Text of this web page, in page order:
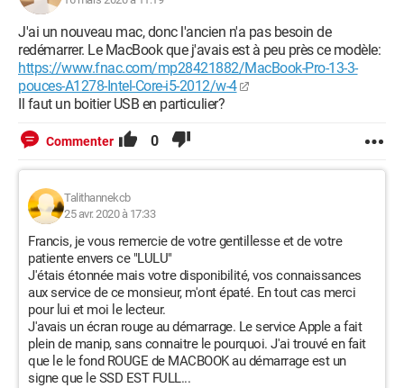
J'ai un nouveau mac, donc l'ancien n'a pas besoin de
redémarrer. Le MacBook que j'avais est à peu près ce modèle:
https://www.fnac.com/mp28421882/MacBook-Pro-13-3-
pouces-A1278-Intel-Core-i5-2012/w-4
Il faut un boitier USB en particulier?
Commenter 0
Talithannekcb
25 avr. 2020 à 17:33
Francis, je vous remercie de votre gentillesse et de votre
patiente envers ce "LULU"
J'étais étonnée mais votre disponibilité, vos connaissances
aux service de ce monsieur, m'ont épaté. En tout cas merci
pour lui et moi le lecteur.
J'avais un écran rouge au démarrage. Le service Apple a fait
plein de manip, sans connaitre le pourquoi. J'ai trouvé en fait
que le le fond ROUGE de MACBOOK au démarrage est un
signe que le SSD EST FULL...